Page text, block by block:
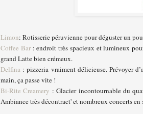
Limon: Rotisserie péruvienne pour déguster un
Coffee Bar: endroit très spacieux et lumineux
grand Latte bien crémeux.
Delfina : pizzeria vraiment délicieuse. Prévoyer
main, ça passe vite !
Bi-Rite Creamery : Glacier incontournable du
Ambiance très décontract' et nombreux concerts en